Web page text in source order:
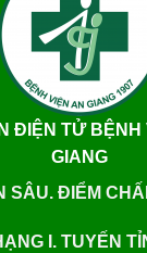
ĐIỆN TỬ
GIANG
SÂU. ĐIỂM
I. TUYẾN